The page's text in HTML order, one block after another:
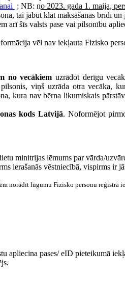
; NB: no 2023. gada 1. maija,
tai jābūt klāt maksāšanas brīdī
arī šīs valsts pase vai pilsonību
vēl nav iekļauta Fizisko
no vecākiem uzrādot derīgu
viņš uzrāda otra vecāka,
kura nav bērna likumiskais
kods Latvijā. Noformējot
minitrijas lēmums par vārda/
ierašanās vēstniecībā, vispirms
norādīt lūgumu Fizisko personu reģistrā
apliecina pases/ eID pieteikumā